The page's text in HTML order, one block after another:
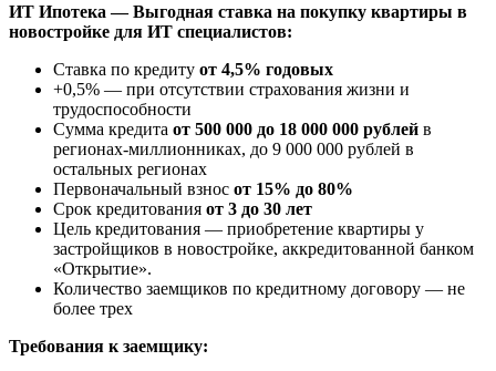
ИТ Ипотека — Выгодная ставка на покупку квартиры в
новостройке для ИТ специалистов:
Ставка по кредиту от 4,5% годовых
+0,5% — при отсутствии страхования жизни и
трудоспособности
Сумма кредита от 500 000 до 18 000 000 рублей в
регионах-миллионниках, до 9 000 000 рублей в
остальных регионах
Первоначальный взнос от 15% до 80%
Срок кредитования от 3 до 30 лет
Цель кредитования — приобретение квартиры у
застройщиков в новостройке, аккредитованной банком
«Открытие».
Количество заемщиков по кредитному договору — не
более трех
Требования к заемщику: